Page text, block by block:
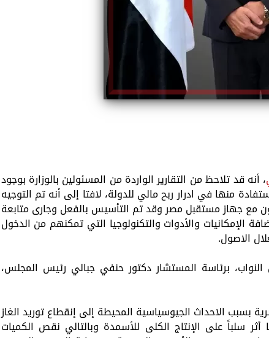
، أنه قد تلاحظ من التقارير الواردة من المسئولين بالوزارة بوجود
منها في ادرار ربح مالي للدولة، لافتا إلى أنه تم التوجيه
مع جهاز مستقبل مصر وقد تم التأسيس بالفعل وجارى متابعة
الإمكانيات والأدوات والتكنولوجيا التي تمكنهم من الدخول
الاصول.
برئاسة المستشار دكتور حنفي جبالي رئيس المجلس،
بسبب الاحداث الجيوسياسية المحيطة إلى إنقطاع توريد الغاز
خلال شهري مايو ويونيه 2024، مما أثر سلباً على الإنتاج الكلى للأسمدة وبالتالي نقص الكميات